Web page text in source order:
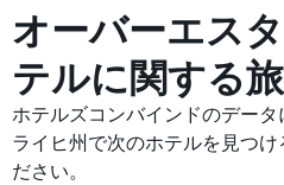
オーバーエス
テルに関する
ホテルズコンバインドのデー
ライヒ州で次のホテルを見つ
ださい。